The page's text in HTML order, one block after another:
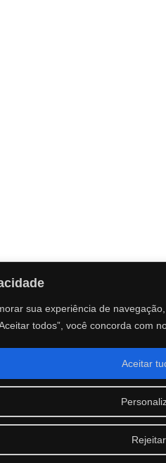
sua experiência de
todos”, você concorda com
Rejeitar
Aceitar